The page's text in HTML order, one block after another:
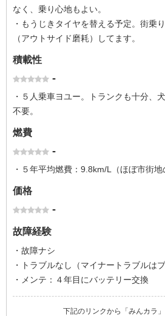
なく、乗り心地もよい。
・もうじきタイヤを替える予定。街乗
（アウトサイド磨耗）してます。
積載性
-
・５人乗車ヨユー。トランクも十分、
不要。
燃費
-
・５年平均燃費：9.8km/L（ほぼ市街地
価格
-
故障経験
・故障ナシ
・トラブルなし（マイナートラブルはブ
・メンテ：４年目にバッテリー交換
下記のリンクから「みんカラ」